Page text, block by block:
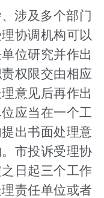
涉及多个部门
协调机构可以
位研究并作出
权限交由相应
意见后再作出
应当在一个工
出书面处理意
市投诉受理协
日起三个工作
责任单位或者